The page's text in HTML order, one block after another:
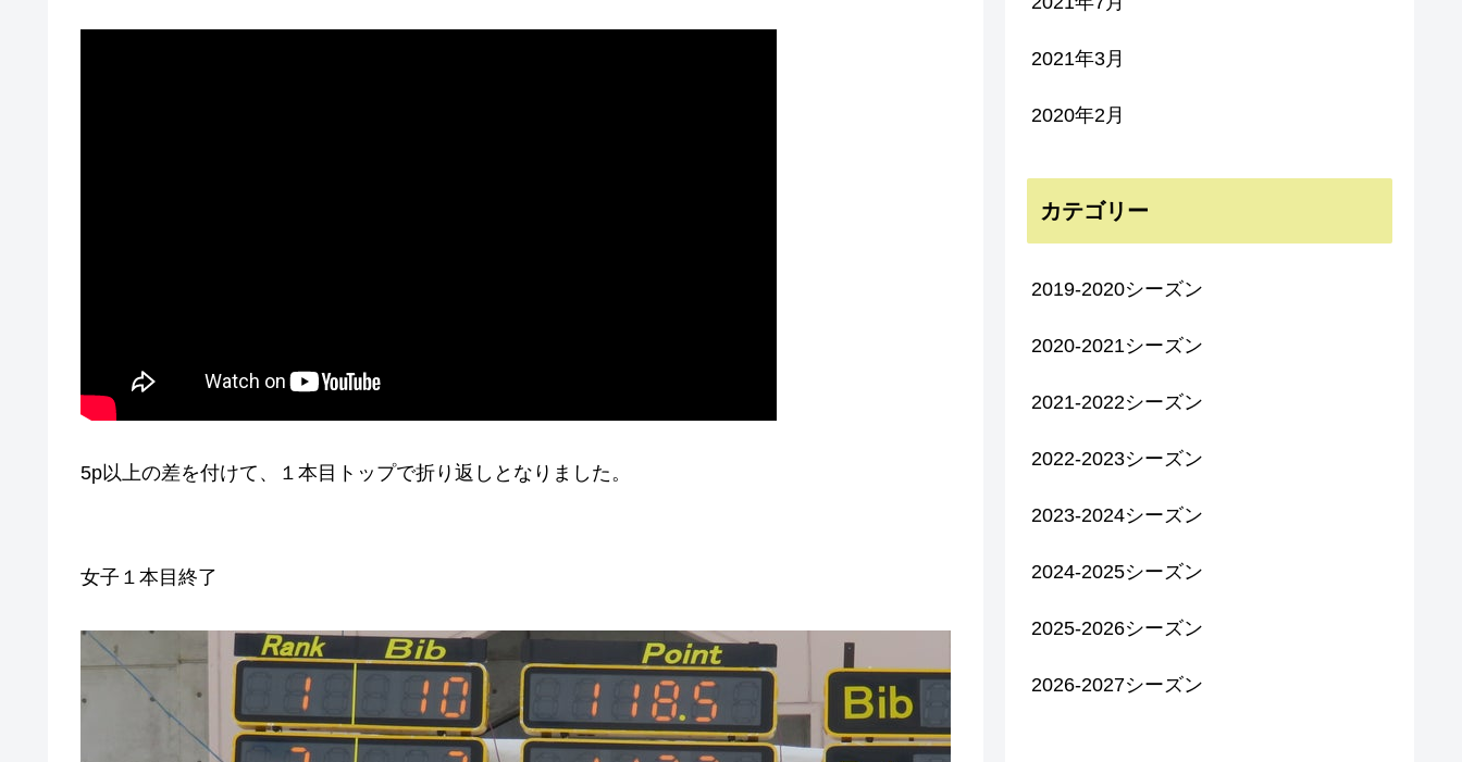
5p以上の差を付けて、１本目トップで折り返しとなりました。
女子１本目終了
2021年3月
2020年2月
カテゴリー
2019-2020シーズン
2020-2021シーズン
2021-2022シーズン
2022-2023シーズン
2023-2024シーズン
2024-2025シーズン
2025-2026シーズン
2026-2027シーズン